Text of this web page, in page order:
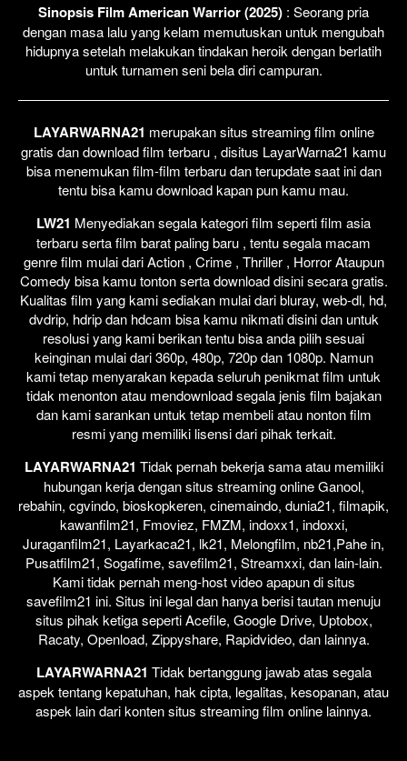
Sinopsis Film American Warrior (2025) : Seorang pria
dengan masa lalu yang kelam memutuskan untuk mengubah
hidupnya setelah melakukan tindakan heroik dengan berlatih
untuk turnamen seni bela diri campuran.
LAYARWARNA21 merupakan situs streaming film online
gratis dan download film terbaru , disitus LayarWarna21 kamu
bisa menemukan film-film terbaru dan terupdate saat ini dan
tentu bisa kamu download kapan pun kamu mau.
LW21 Menyediakan segala kategori film seperti film asia
terbaru serta film barat paling baru , tentu segala macam
genre film mulai dari Action , Crime , Thriller , Horror Ataupun
Comedy bisa kamu tonton serta download disini secara gratis.
Kualitas film yang kami sediakan mulai dari bluray, web-dl, hd,
dvdrip, hdrip dan hdcam bisa kamu nikmati disini dan untuk
resolusi yang kami berikan tentu bisa anda pilih sesuai
keinginan mulai dari 360p, 480p, 720p dan 1080p. Namun
kami tetap menyarakan kepada seluruh penikmat film untuk
tidak menonton atau mendownload segala jenis film bajakan
dan kami sarankan untuk tetap membeli atau nonton film
resmi yang memiliki lisensi dari pihak terkait.
LAYARWARNA21 Tidak pernah bekerja sama atau memiliki
hubungan kerja dengan situs streaming online Ganool,
rebahin, cgvindo, bioskopkeren, cinemaindo, dunia21, filmapik,
kawanfilm21, Fmoviez, FMZM, indoxx1, indoxxi,
Juraganfilm21, Layarkaca21, lk21, Melongfilm, nb21,Pahe in,
Pusatfilm21, Sogafime, savefilm21, Streamxxi, dan lain-lain.
Kami tidak pernah meng-host video apapun di situs
savefilm21 ini. Situs ini legal dan hanya berisi tautan menuju
situs pihak ketiga seperti Acefile, Google Drive, Uptobox,
Racaty, Openload, Zippyshare, Rapidvideo, dan lainnya.
LAYARWARNA21 Tidak bertanggung jawab atas segala
aspek tentang kepatuhan, hak cipta, legalitas, kesopanan, atau
aspek lain dari konten situs streaming film online lainnya.